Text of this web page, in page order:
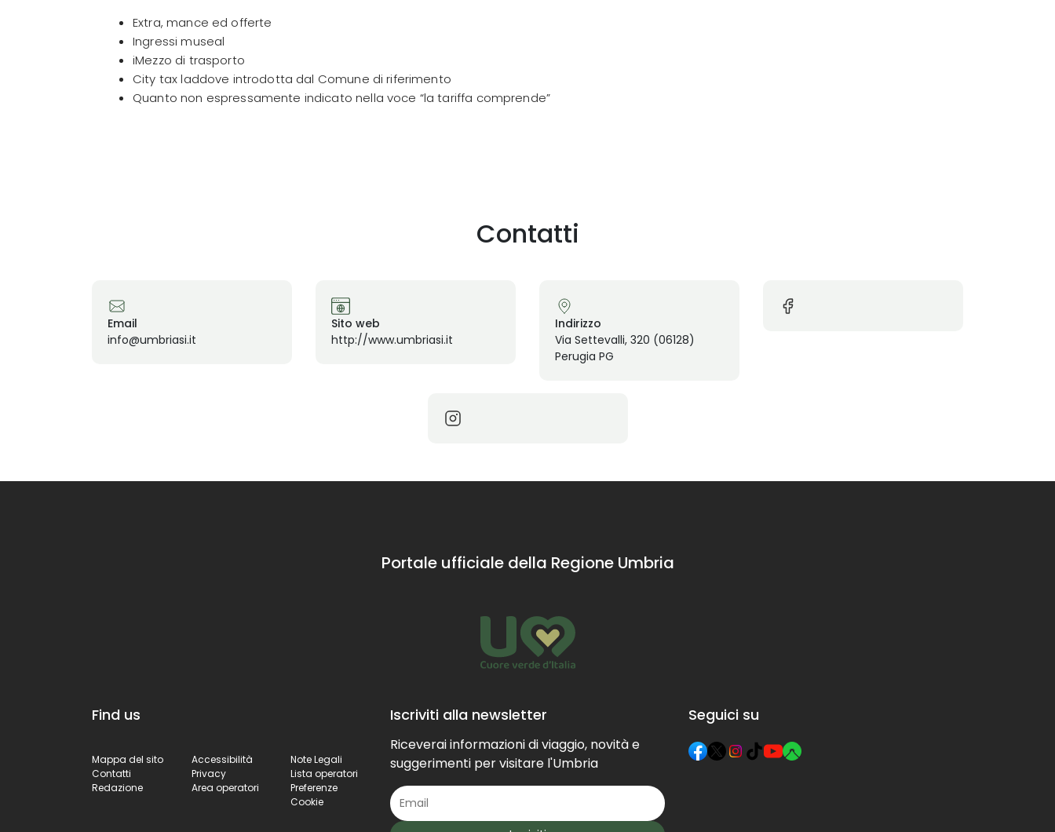
Extra, mance ed offerte
Ingressi museal
iMezzo di trasporto
City tax laddove introdotta dal Comune di riferimento
Quanto non espressamente indicato nella voce “la tariffa comprende”
Contatti
Email
info@umbriasi.it
Sito web
http://www.umbriasi.it
Indirizzo
Via Settevalli, 320 (06128)
Perugia PG
Portale ufficiale della Regione Umbria
Find us
Mappa del sito Accessibilità
Note Legali
Contatti
Privacy
Lista operatori
Redazione
Area operatori
Preferenze
Cookie
Iscriviti alla newsletter
Riceverai informazioni di viaggio, novità e
suggerimenti per visitare l'Umbria
Seguici su